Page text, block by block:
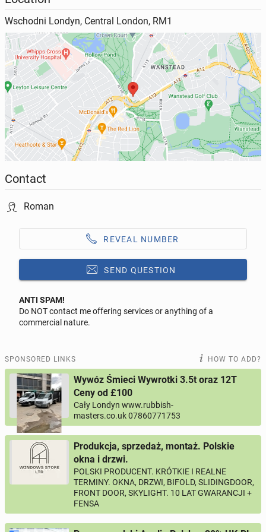
Wschodni Londyn, Central London, RM1
Contact
Roman
REVEAL NUMBER
SEND QUESTION
Reply to this ad
Your name
Your phone
ANTI SPAM!
Do NOT contact me offering services or anything of a
commercial nature.
SPONSORED LINKS HOW TO ADD?
Wywóz Śmieci Wywrotki 3.5t oraz 12T
Ceny od £100
Cały Londyn www.rubbish-
masters.co.uk 07860771753
Produkcja, sprzedaż, montaż. Polskie
okna i drzwi.
POLSKI PRODUCENT. KRÓTKIE I REALNE
TERMINY. OKNA, DRZWI, BIFOLD, SLIDINGDOOR,
FRONT DOOR, SKYLIGHT. 10 LAT GWARANCJI +
FENSA